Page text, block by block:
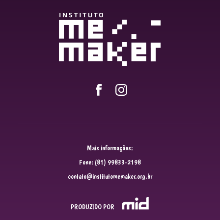
Mais informações:
Fone: (81) 99833-2198
contato@institutomemaker.org.br
PRODUZIDO POR